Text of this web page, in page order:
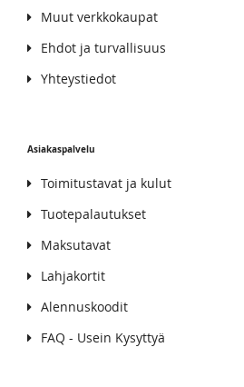
Muut verkkokaupat
Ehdot ja turvallisuus
Yhteystiedot
Asiakaspalvelu
Toimitustavat ja kulut
Tuotepalautukset
Maksutavat
Lahjakortit
Alennuskoodit
FAQ - Usein Kysyttyä